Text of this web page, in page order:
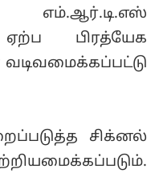
பிரத்யேக
சிக்னல்